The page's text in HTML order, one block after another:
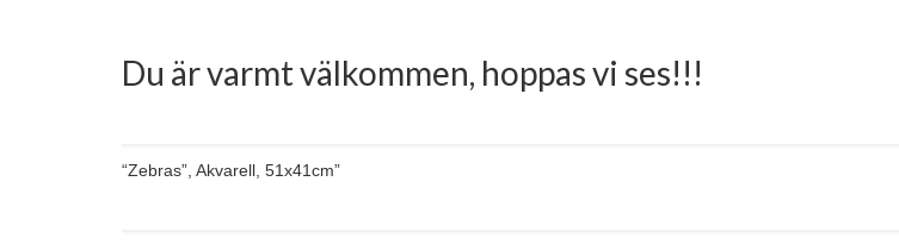
Du är varmt välkommen, hoppas vi ses!!!
“Zebras”, Akvarell, 51x41cm”